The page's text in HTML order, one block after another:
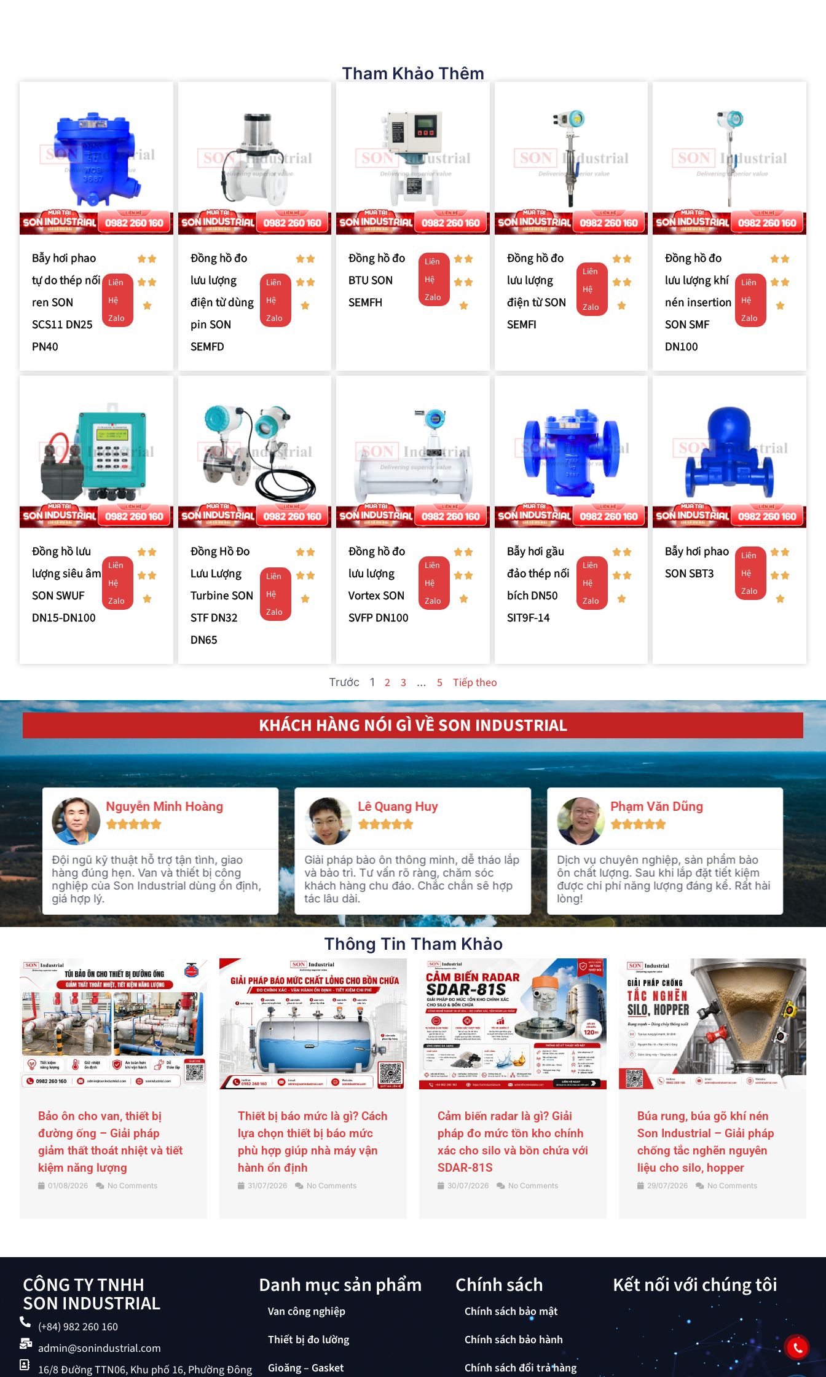
Tham Khảo Thêm
Bẫy hơi phao
tự do thép nối
ren SON
SCS11 DN25
PN40
Liên
Hệ
Zalo
Đồng hồ đo
lưu lượng
điện từ dùng
pin SON
SEMFD
Liên
Hệ
Zalo
Đồng hồ đo
BTU SON
SEMFH
Liên
Hệ
Zalo
Đồng hồ đo
lưu lượng
điện từ SON
SEMFI
Liên
Hệ
Zalo
Đồng hồ đo
lưu lượng khí
nén insertion
SON SMF
DN100
Liên
Hệ
Zalo
Đồng hồ lưu
lượng siêu âm
SON SWUF
DN15-DN100
Liên
Hệ
Zalo
Đồng Hồ Đo
Lưu Lượng
Turbine SON
STF DN32
DN65
Liên
Hệ
Zalo
Đồng hồ đo
lưu lượng
Vortex SON
SVFP DN100
Liên
Hệ
Zalo
Bẫy hơi gầu
đảo thép nối
bích DN50
SIT9F-14
Liên
Hệ
Zalo
Bẫy hơi phao
SON SBT3
Liên
Hệ
Zalo
Trước 1 2 3 … 5 Tiếp theo
KHÁCH HÀNG NÓI GÌ VỀ SON INDUSTRIAL
Lê Quang Huy

Giải pháp bảo ôn thông minh, dễ tháo lắp
và bảo trì. Tư vấn rõ ràng, chăm sóc
khách hàng chu đáo. Chắc chắn sẽ hợp
tác lâu dài.
Phạm Văn Dũng

Dịch vụ chuyên nghiệp, sản phẩm bảo
ôn chất lượng. Sau khi lắp đặt tiết kiệm
được chi phí năng lượng đáng kể. Rất hài
lòng!
Nguyễn Minh Hoàng

Đội ngũ kỹ thuật hỗ trợ tận tình, giao
hàng đúng hẹn. Van và thiết bị công
nghiệp của Son Industrial dùng ổn định,
giá hợp lý.
Thông Tin Tham Khảo
Thiết bị báo mức là gì? Cách
lựa chọn thiết bị báo mức
phù hợp giúp nhà máy vận
hành ổn định
31/07/2026 No Comments
Cảm biến radar là gì? Giải
pháp đo mức tồn kho chính
xác cho silo và bồn chứa với
SDAR-81S
30/07/2026 No Comments
Búa rung, búa gõ khí nén
Son Industrial – Giải pháp
chống tắc nghẽn nguyên
liệu cho silo, hopper
29/07/2026 No Comments
Tấm bảo ôn cách nhiệt
SONCLAD cho trục vít máy
ép nhựa
23/07/2026 No Comments
CÔNG TY TNHH
SON INDUSTRIAL
(+84) 982 260 160
admin@sonindustrial.com
16/8 Đường TTN06, Khu phố 16, Phường Đông
Danh mục sản phẩm
Van công nghiệp
Thiết bị đo lường
Gioăng – Gasket
Chính sách
Chính sách bảo mật
Chính sách bảo hành
Chính sách đổi trả hàng
Kết nối với chúng tôi